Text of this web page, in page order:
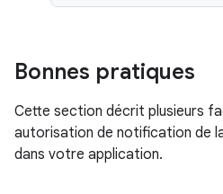
Bonnes pratiques
Cette section décrit plusieurs
autorisation de notification de
dans votre application.